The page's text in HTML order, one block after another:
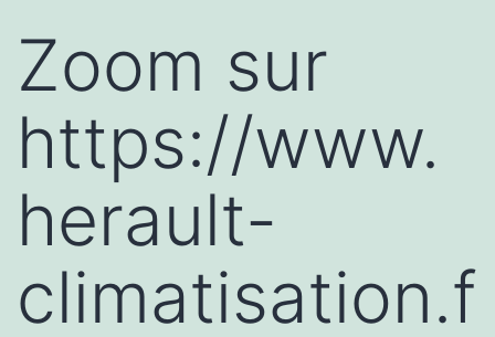
Zoom sur
https://www.
herault-
climatisation.f